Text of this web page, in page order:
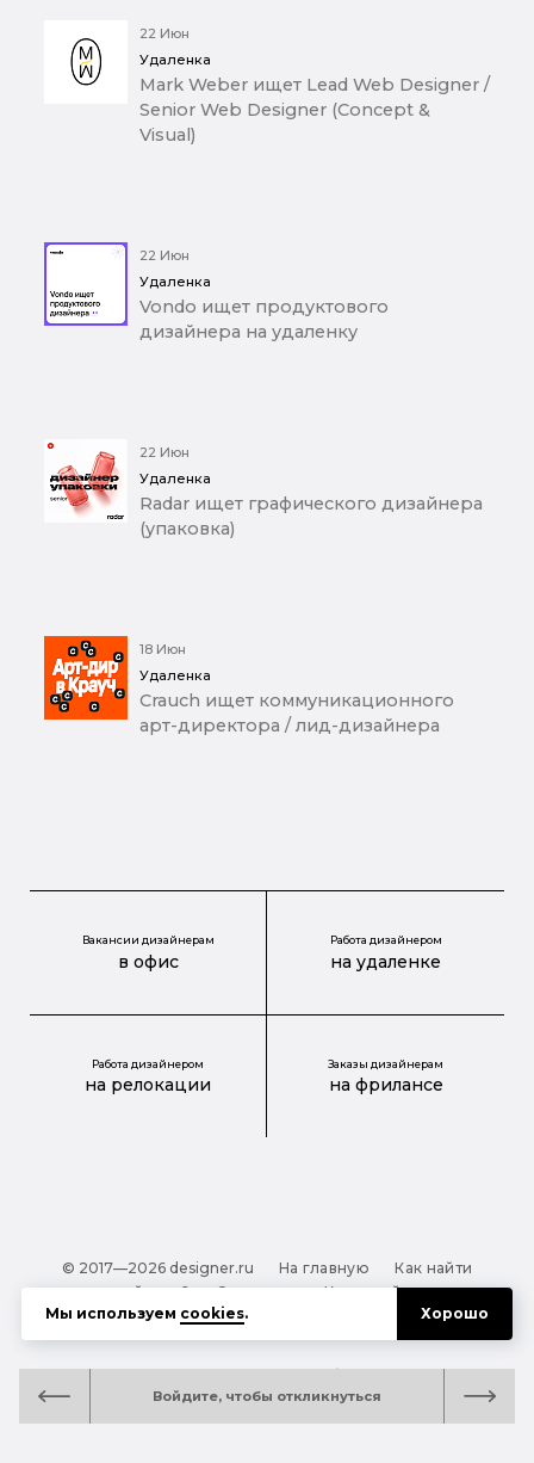
Войдите, чтобы откликнуться
22 Июн
Удаленка
Mark Weber ищет Lead Web Designer /
Senior Web Designer (Concept &
Visual)
22 Июн
Удаленка
Vondo ищет продуктового
дизайнера на удаленку
22 Июн
Удаленка
Radar ищет графического дизайнера
(упаковка)
18 Июн
Удаленка
Crauch ищет коммуникационного
арт-директора / лид-дизайнера
Вакансии дизайнерам
в офис
Работа дизайнером
на удаленке
Работа дизайнером
на релокации
Заказы дизайнерам
на фрилансе
© 2017—2026 designer.ru На главную
Как найти
дизайнера?
О проекте
Карта сайта
Обработка персональных данных
Файлы cookie
руководство для тех, кто заказывает дизайн
Мы используем cookies. Хорошо